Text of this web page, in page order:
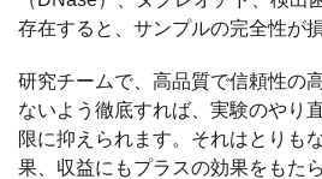
存在すると、サンプルの完全性が
研究チームで、高品質で信頼性の
ないよう徹底すれば、実験のやり
限に抑えられます。それはとりも
果、収益にもプラスの効果をもた